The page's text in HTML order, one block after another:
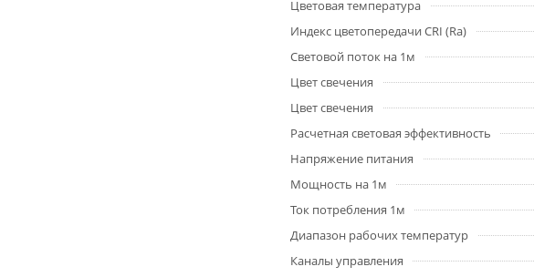
Цветовая температура
Индекс цветопередачи CRI (Ra)
Световой поток на 1м
Цвет свечения
Цвет свечения
Расчетная световая эффективность
Напряжение питания
Мощность на 1м
Ток потребления 1м
Диапазон рабочих температур
Каналы управления